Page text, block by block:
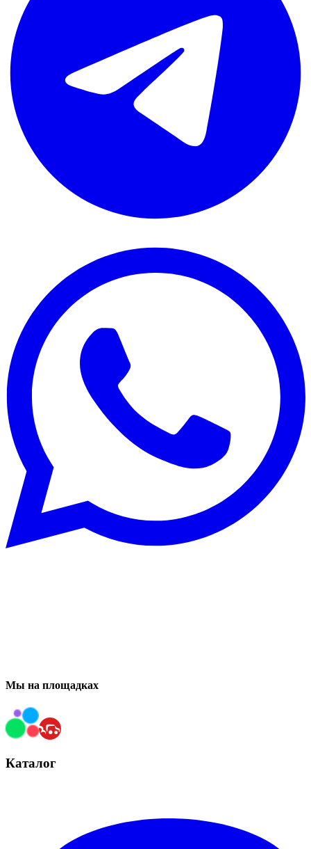
Мы на площадках
Каталог